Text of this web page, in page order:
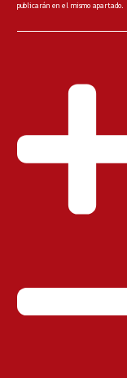
publicarán en el mismo apartado.